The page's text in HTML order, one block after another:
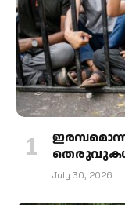
July 30, 2026